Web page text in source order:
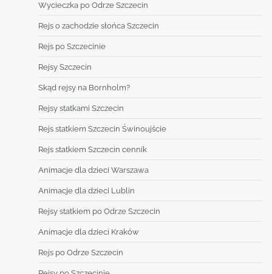
Wycieczka po Odrze Szczecin
Rejs o zachodzie słońca Szczecin
Rejs po Szczecinie
Rejsy Szczecin
Skąd rejsy na Bornholm?
Rejsy statkami Szczecin
Rejs statkiem Szczecin Świnoujście
Rejs statkiem Szczecin cennik
Animacje dla dzieci Warszawa
Animacje dla dzieci Lublin
Rejsy statkiem po Odrze Szczecin
Animacje dla dzieci Kraków
Rejs po Odrze Szczecin